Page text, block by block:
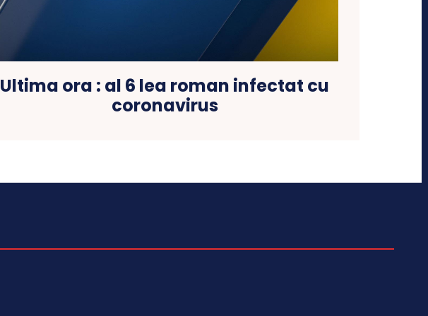
Ultima ora : al 6 lea roman infectat cu
coronavirus